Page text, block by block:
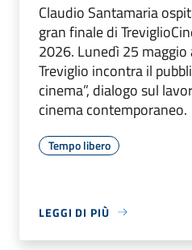
Claudio Santamaria
gran finale di
2026. Lunedì 25 maggio
Treviglio incontra il
cinema”, dialogo sul
cinema contemporaneo.
Tempo libero
LEGGI DI PIÙ